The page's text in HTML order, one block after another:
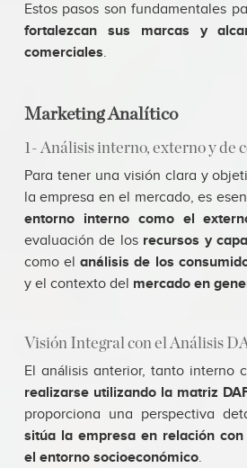
Estos pasos son fundamentales
fortalezcan sus marcas y
comerciales.
Marketing Analítico
1- Análisis interno, externo y de
Para tener una visión clara y
la empresa en el mercado, es
entorno interno como el
evaluación de los recursos y
como elanálisis de los
y el contexto del mercado en
Visión Integral con el Análisis
El análisis anterior, tanto interno
realizarse utilizando la matriz
proporciona una perspectiva
sitúa la empresa en relación
el entorno socioeconómico.